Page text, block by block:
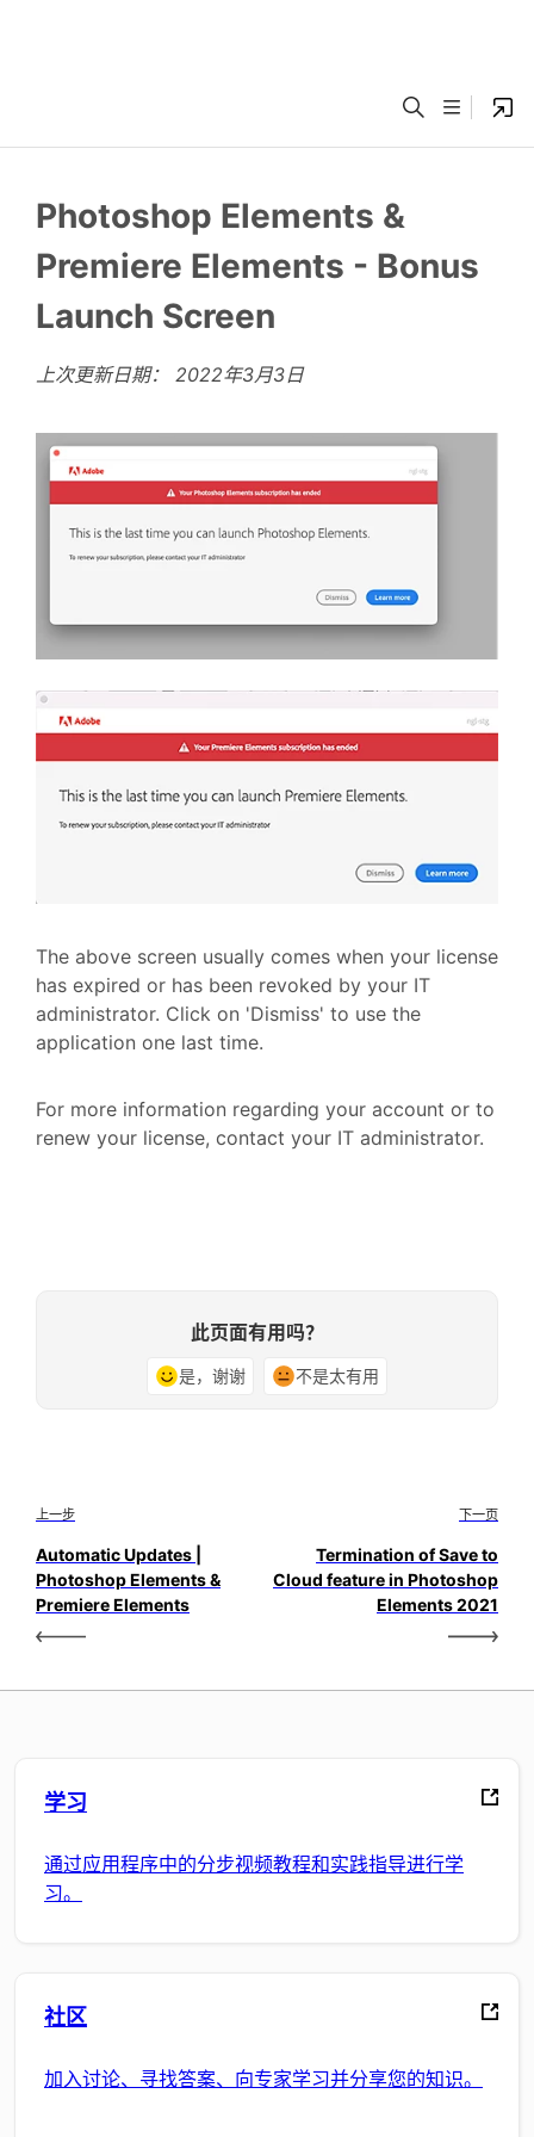
Photoshop Elements &
Premiere Elements - Bonus
Launch Screen
上次更新日期： 2022年3月3日
The above screen usually comes when your license
has expired or has been revoked by your IT
administrator. Click on 'Dismiss' to use the
application one last time.
For more information regarding your account or to
renew your license, contact your IT administrator.
此页面有用吗？
是，谢谢 不是太有用
上一步
Automatic Updates |
Photoshop Elements &
Premiere Elements
下一页
Termination of Save to
Cloud feature in Photoshop
Elements 2021
学习
通过应用程序中的分步视频教程和实践指导进行学
习。
社区
加入讨论、寻找答案、向专家学习并分享您的知识。